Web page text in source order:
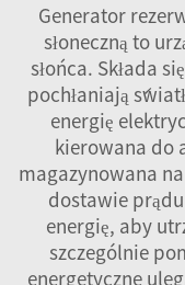
Generator
słoneczną to
słońca. Składa
pochłaniają
energię
kierowana do
magazynowana
dostawie
energię, aby
szczególnie
energetyczne